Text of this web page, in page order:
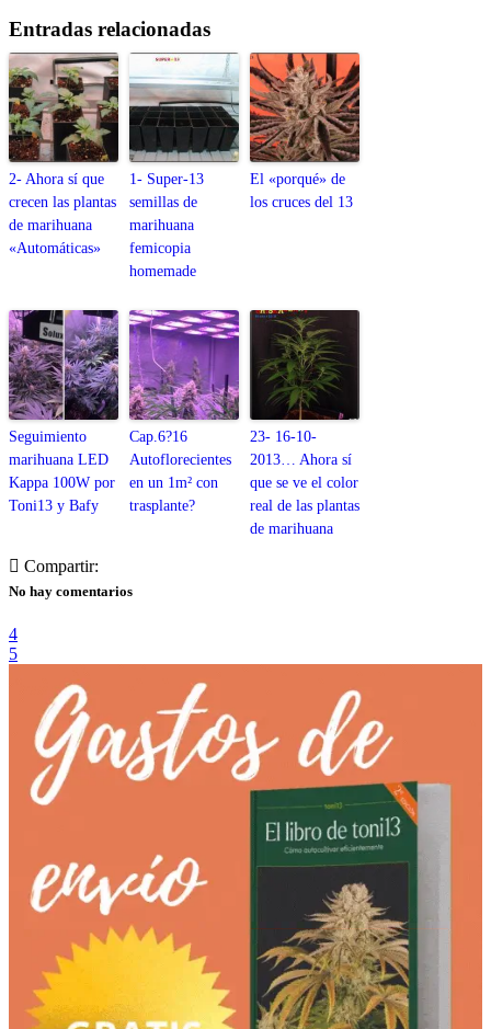
Entradas relacionadas
2- Ahora sí que
crecen las plantas
de marihuana
«Automáticas»
1- Super-13
semillas de
marihuana
femicopia
homemade
El «porqué» de
los cruces del 13
Seguimiento
marihuana LED
Kappa 100W por
Toni13 y Bafy
Cap.6?16
Autoflorecientes
en un 1m² con
trasplante?
23- 16-10-
2013… Ahora sí
que se ve el color
real de las plantas
de marihuana
Compartir:
No hay comentarios